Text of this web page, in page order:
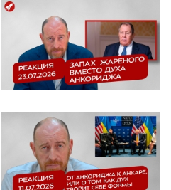
120 лет
парламентаризма: как
институт
народовластия
превратился в «чего
изволите» для
06:29, 15 Апреля 2026
Социальный фонд
России – пионер
жесткого внедрения